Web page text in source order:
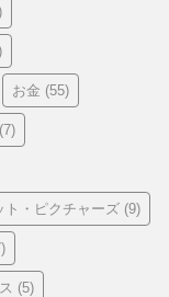
お金 (55)
(7)
ト・ピクチャーズ (9)
(5)